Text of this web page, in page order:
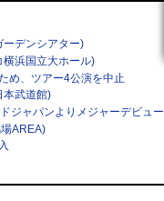
ーデンシアター)
浜国立大ホール)
め、ツアー4公演を中止
本武道館)
ジャパンよりメジャーデビュー
AREA)